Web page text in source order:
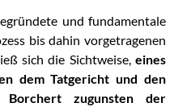
und fundamentale
bis dahin vorgetragenen
sich die Sichtweise, eines
dem Tatgericht und den
Borchert zugunsten der